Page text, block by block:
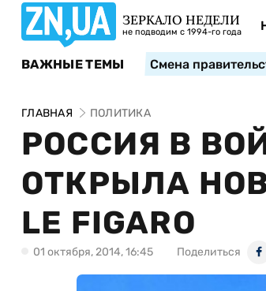
ЗЕРКАЛО НЕДЕЛИ
не подводим с 1994-го года
ВАЖНЫЕ ТЕМЫ Смена
ГЛАВНАЯ ПОЛИТИКА
РОССИЯ В
ОТКРЫЛА
LE FIGARO
01 октября, 2014, 16:45 Поделиться